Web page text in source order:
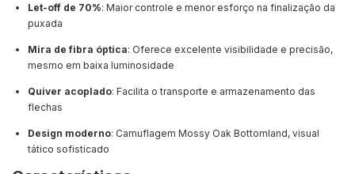
Let-off de 70%: Maior controle e menor esforço na finalização da
puxada
Mira de fibra óptica: Oferece excelente visibilidade e precisão,
mesmo em baixa luminosidade
Quiver acoplado: Facilita o transporte e armazenamento das
flechas
Design moderno: Camuflagem Mossy Oak Bottomland, visual
tático sofisticado